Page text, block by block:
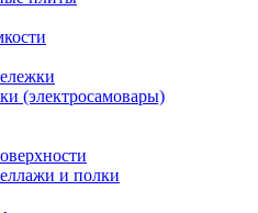
(электросамовары)
и полки